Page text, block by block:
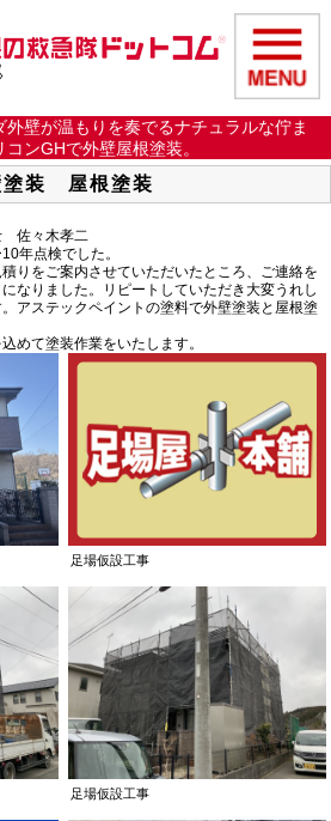
壁が温もりを奏でるナチュラルな佇ま
ンGHで外壁屋根塗装。
装 屋根塗装
佐々木孝二
年点検でした。
りをご案内させていただいたところ、ご連絡を
なりました。リピートしていただき大変うれし
アステックペイントの塗料で外壁塗装と屋根塗
めて塗装作業をいたします。
足場仮設工事
足場仮設工事